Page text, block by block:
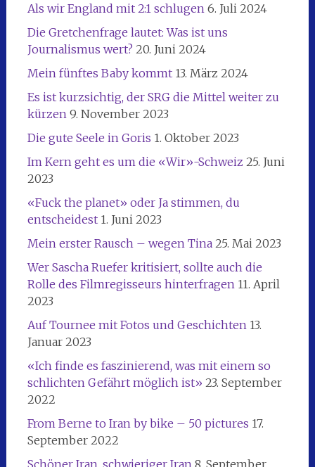
Als wir England mit 2:1 schlugen 6. Juli 2024
Die Gretchenfrage lautet: Was ist uns
Journalismus wert? 20. Juni 2024
Mein fünftes Baby kommt 13. März 2024
Es ist kurzsichtig, der SRG die Mittel weiter zu
kürzen 9. November 2023
Die gute Seele in Goris 1. Oktober 2023
Im Kern geht es um die «Wir»-Schweiz 25. Juni
2023
«Fuck the planet» oder Ja stimmen, du
entscheidest 1. Juni 2023
Mein erster Rausch – wegen Tina 25. Mai 2023
Wer Sascha Ruefer kritisiert, sollte auch die
Rolle des Filmregisseurs hinterfragen 11. April
2023
Auf Tournee mit Fotos und Geschichten 13.
Januar 2023
«Ich finde es faszinierend, was mit einem so
schlichten Gefährt möglich ist» 23. September
2022
From Berne to Iran by bike – 50 pictures 17.
September 2022
Schöner Iran, schwieriger Iran 8. September